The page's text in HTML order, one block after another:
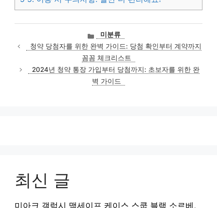
카
테
고
리
미분류
청약 당첨자를 위한 완벽 가이드: 당첨 확인부터 계약까지
꼼꼼 체크리스트
2024년 청약 통장 가입부터 당첨까지: 초보자를 위한 완
벽 가이드
최신 글
미아크 갤럭시 맥세이프 케이스 스쿱 블랙 소르베,